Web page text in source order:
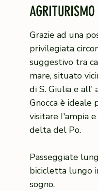
Grazie ad una
privilegiata
suggestivo tra
mare, situato
di S. Giulia e all'
Gnocca è ideale
visitare I'ampia
delta del Po.
Passeggiate
bicicletta lungo
sogno.